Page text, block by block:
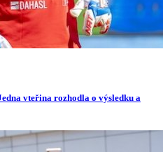
vteřina rozhodla o výsledku a